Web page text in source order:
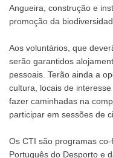
Angueira, construção e
promoção da
Aos voluntários, que
serão garantidos
pessoais. Terão ainda a
cultura, locais de
fazer caminhadas na
participar em sessões de
Os CTI são programas
Português do Desporto e